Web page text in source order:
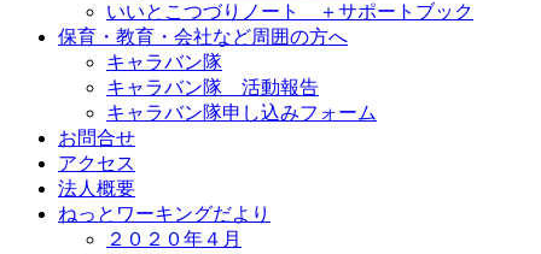
いいとこつづりノート ＋サポートブック
保育・教育・会社など周囲の方へ
キャラバン隊
キャラバン隊 活動報告
キャラバン隊申し込みフォーム
お問合せ
アクセス
法人概要
ねっとワーキングだより
２０２０年４月